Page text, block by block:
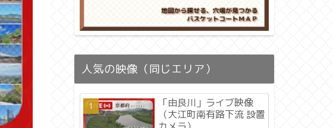
人気の映像（同じエリア）
「由良川」ライブ映像
（大江町南有路下流 設置